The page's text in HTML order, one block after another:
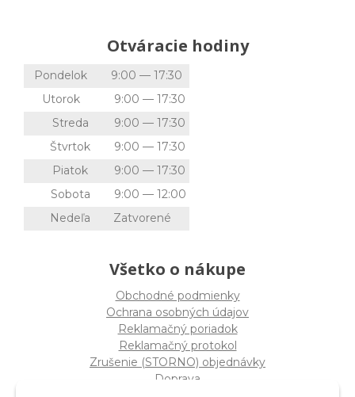
Otváracie hodiny
Pondelok
9:00 — 17:30
Utorok
9:00 — 17:30
Streda
9:00 — 17:30
Štvrtok
9:00 — 17:30
Piatok
9:00 — 17:30
Sobota
9:00 — 12:00
Nedeľa
Zatvorené
Všetko o nákupe
Obchodné podmienky
Ochrana osobných údajov
Reklamačný poriadok
Reklamačný protokol
Zrušenie (STORNO) objednávky
Doprava